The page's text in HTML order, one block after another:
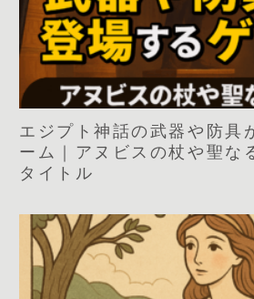
エジプト神話の武器や防具
ーム｜アヌビスの杖や聖な
タイトル